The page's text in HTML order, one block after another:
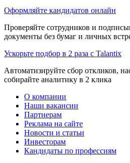
Оформляйте кандидатов онлайн
Проверяйте сотрудников и
документы без бумаг и личных
Ускорьте подбор в 2 раза с Talantix
Автоматизируйте сбор откликов,
собирайте аналитику в 2 клика
О компании
Наши вакансии
Партнерам
Реклама на сайте
Новости и статьи
Инвесторам
Кандидаты по профессиям